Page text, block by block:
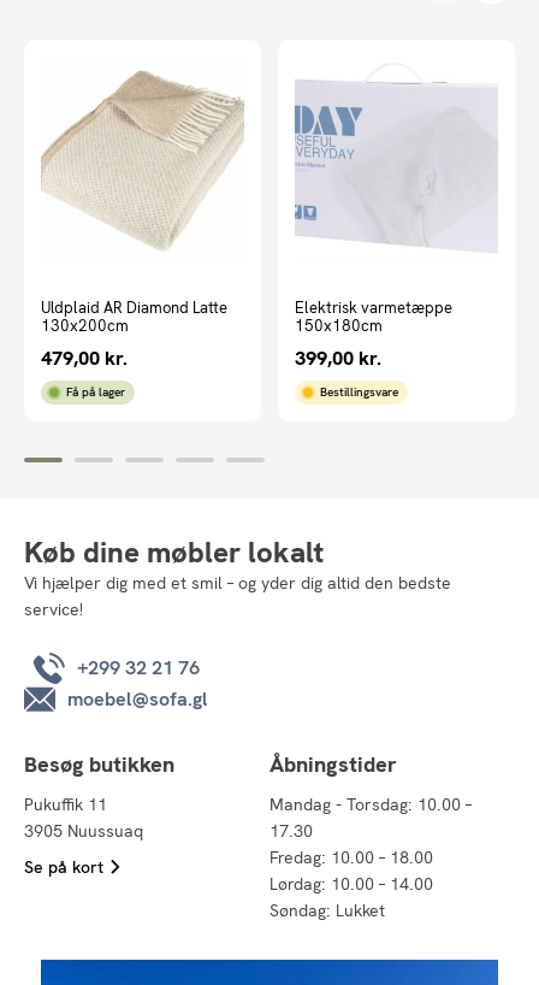
Uldplaid AR Diamond Latte
130x200cm
479,00 kr.
Få på lager
Elektrisk varmetæppe
150x180cm
399,00 kr.
Bestillingsvare
Køb dine møbler lokalt
Vi hjælper dig med et smil – og yder dig altid den bedste
service!
+299 32 21 76
moebel@sofa.gl
Besøg butikken
Pukuffik 11
3905 Nuussuaq
Se på kort
Åbningstider
Mandag - Torsdag: 10.00 –
17.30
Fredag: 10.00 – 18.00
Lørdag: 10.00 – 14.00
Søndag: Lukket